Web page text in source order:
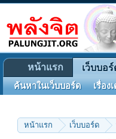
หน้าแรก เว็บบอร์ด
หน้าแรก เว็บบอร์
ค้นหาในเว็บบอร์ด เรื่อง